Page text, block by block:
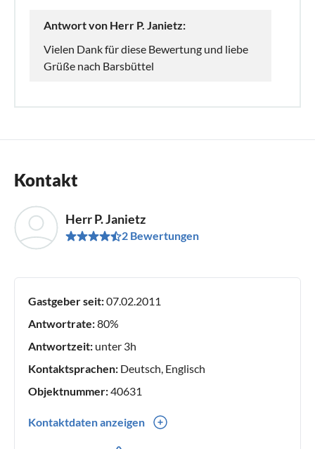
Antwort von Herr P. Janietz:
Vielen Dank für diese Bewertung und liebe
Grüße nach Barsbüttel
Kontakt
Herr P. Janietz
2 Bewertungen
Gastgeber seit:07.02.2011
Antwortrate:80%
Antwortzeit: unter 3h
Kontaktsprachen: Deutsch, Englisch
Objektnummer:40631
Kontaktdaten anzeigen